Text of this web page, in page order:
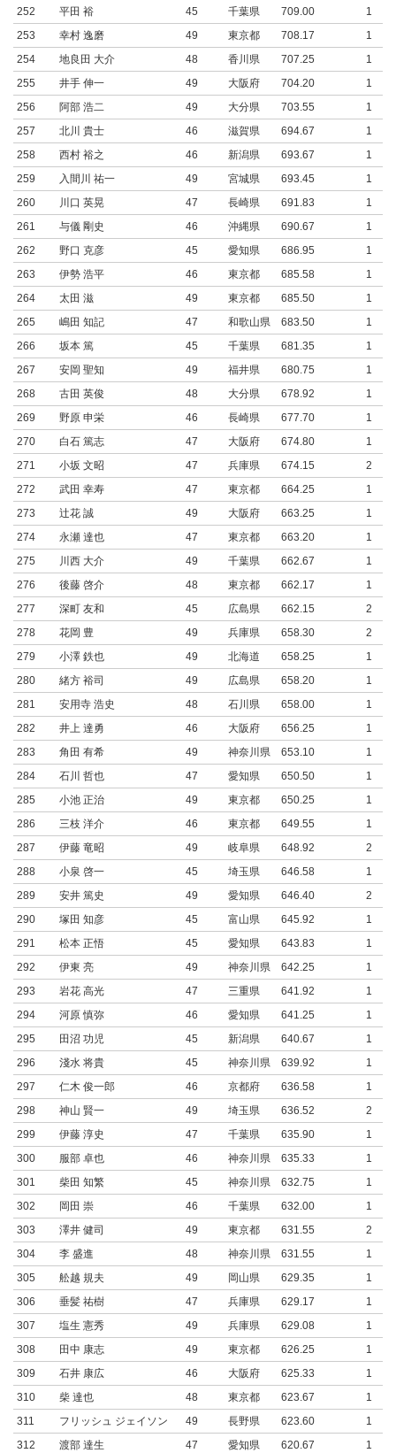
252 平田 裕 45 千葉県 709.00
1
253
幸村 逸磨 49 東京都 708.17
1
254
地良田 大介 48 香川県 707.25
1
255
井手 伸一 49 大阪府 704.20
1
256
阿部 浩二 49 大分県 703.55
1
257
北川 貴士 46 滋賀県 694.67
1
258
西村 裕之 46 新潟県 693.67
1
259
入間川 祐一 49 宮城県 693.45
1
260
川口 英晃 47 長崎県 691.83
1
261
与儀 剛史 46 沖縄県 690.67
1
262
野口 克彦 45 愛知県 686.95
1
263
伊勢 浩平 46 東京都 685.58
1
264
太田 滋 49 東京都 685.50
1
265
嶋田 知記 47 和歌山県 683.50
1
266
坂本 篤 45 千葉県 681.35
1
267
安岡 聖知 49 福井県 680.75
1
268
古田 英俊 48 大分県 678.92
1
269
野原 申栄 46 長崎県 677.70
1
270
白石 篤志 47 大阪府 674.80
1
271
小坂 文昭 47 兵庫県 674.15
2
272
武田 幸寿 47 東京都 664.25
1
273
辻花 誠 49 大阪府 663.25
1
274
永瀬 達也 47 東京都 663.20
1
275
川西 大介 49 千葉県 662.67
1
276
後藤 啓介 48 東京都 662.17
1
277
深町 友和 45 広島県 662.15
2
278
花岡 豊 49 兵庫県 658.30
2
279
小澤 鉄也 49 北海道 658.25
1
280
緒方 裕司 49 広島県 658.20
1
281
安用寺 浩史 48 石川県 658.00
1
282
井上 達勇 46 大阪府 656.25
1
283
角田 有希 49 神奈川県 653.10
1
284
石川 哲也 47 愛知県 650.50
1
285
小池 正治 49 東京都 650.25
1
286
三枝 洋介 46 東京都 649.55
1
287
伊藤 竜昭 49 岐阜県 648.92
2
288
小泉 啓一 45 埼玉県 646.58
1
289
安井 篤史 49 愛知県 646.40
2
290
塚田 知彦 45 富山県 645.92
1
291
松本 正悟 45 愛知県 643.83
1
292
伊東 亮 49 神奈川県 642.25
1
293
岩花 高光 47 三重県 641.92
1
294
河原 慎弥 46 愛知県 641.25
1
295
田沼 功児 45 新潟県 640.67
1
296
淺水 将貴 45 神奈川県 639.92
1
297
仁木 俊一郎 46 京都府 636.58
1
298
神山 賢一 49 埼玉県 636.52
2
299
伊藤 淳史 47 千葉県 635.90
1
300
服部 卓也 46 神奈川県 635.33
1
301
柴田 知繁 45 神奈川県 632.75
1
302
岡田 崇 46 千葉県 632.00
1
303
澤井 健司 49 東京都 631.55
2
304
李 盛進 48 神奈川県 631.55
1
305
舩越 規夫 49 岡山県 629.35
1
306
垂髪 祐樹 47 兵庫県 629.17
1
307
塩生 憲秀 49 兵庫県 629.08
1
308
田中 康志 49 東京都 626.25
1
309
石井 康広 46 大阪府 625.33
1
310
柴 達也 48 東京都 623.67
1
311
フリッシュ ジェイソン 49 長野県 623.60
1
312
渡部 達生 47 愛知県 620.67
1